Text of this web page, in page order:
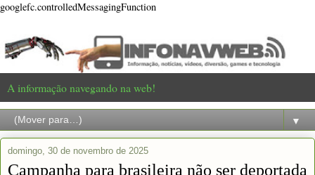
googlefc.controlledMessagingFunction
A informação navegando na web!
▼
domingo, 30 de novembro de 2025
Campanha para brasileira não ser deportada